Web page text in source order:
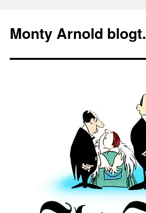
springen
Monty Arnold blogt.